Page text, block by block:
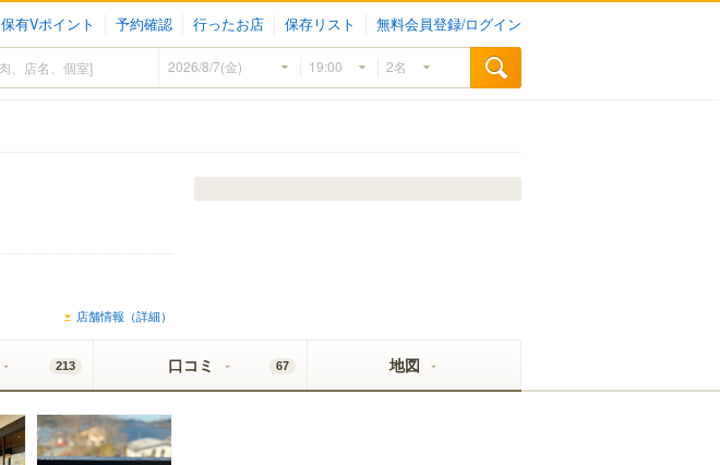
保有Vポイント 予約確認 行ったお店 保存リスト 無料会員登録/ログイン
店舗情報（詳細）
213 口コミ 67 地図